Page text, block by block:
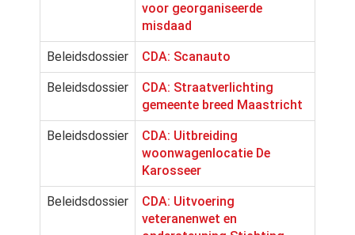
voor georganiseerde
misdaad
Beleidsdossier CDA: Scanauto
Beleidsdossier
CDA: Straatverlichting
gemeente breed Maastricht
Beleidsdossier
CDA: Uitbreiding
woonwagenlocatie De
Karosseer
Beleidsdossier
CDA: Uitvoering
veteranenwet en